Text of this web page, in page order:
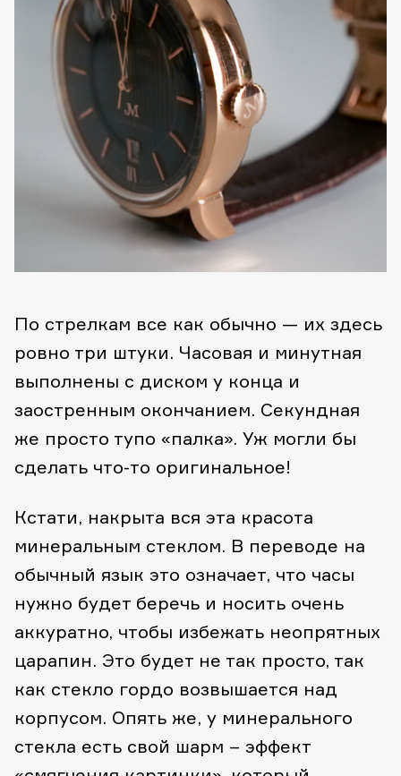
По стрелкам все как обычно — их здесь
ровно три штуки. Часовая и минутная
выполнены с диском у конца и
заостренным окончанием. Секундная
же просто тупо «палка». Уж могли бы
сделать что-то оригинальное!
Кстати, накрыта вся эта красота
минеральным стеклом. В переводе на
обычный язык это означает, что часы
нужно будет беречь и носить очень
аккуратно, чтобы избежать неопрятных
царапин. Это будет не так просто, так
как стекло гордо возвышается над
корпусом. Опять же, у минерального
стекла есть свой шарм – эффект